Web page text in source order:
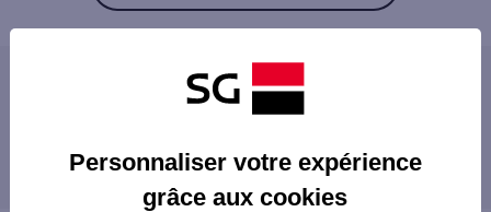
Les distributeurs/automates à proximité
BREST 1 RUE VICTOR HUGO
proximité
Personnaliser votre expérience
grâce aux cookies